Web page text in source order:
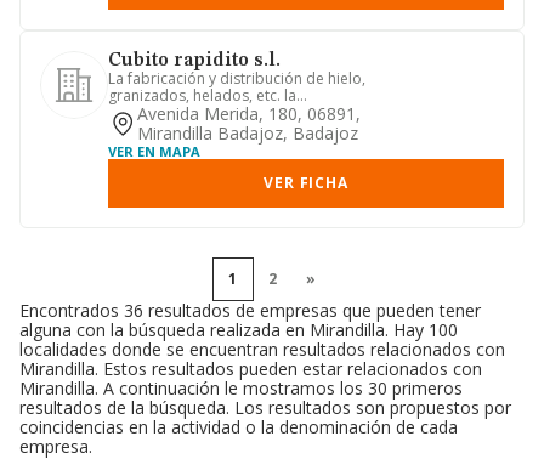
Cubito rapidito s.l.
La fabricación y distribución de hielo,
granizados, helados, etc. la
explotación y desarrollo de la...
Avenida Merida, 180, 06891,
Mirandilla Badajoz, Badajoz
VER EN MAPA
VER FICHA
1 2 »
Encontrados 36 resultados de empresas que pueden tener
alguna con la búsqueda realizada en Mirandilla. Hay 100
localidades donde se encuentran resultados relacionados con
Mirandilla. Estos resultados pueden estar relacionados con
Mirandilla. A continuación le mostramos los 30 primeros
resultados de la búsqueda. Los resultados son propuestos por
coincidencias en la actividad o la denominación de cada
empresa.